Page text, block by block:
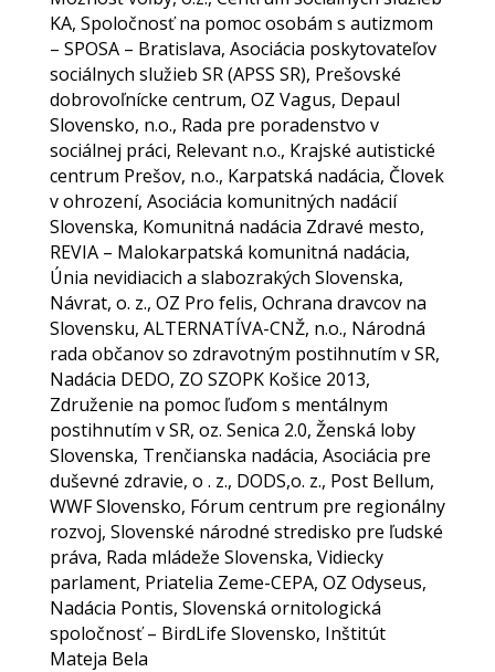
KA, Spoločnosť na pomoc osobám s autizmom
– SPOSA – Bratislava, Asociácia poskytovateľov
sociálnych služieb SR (APSS SR), Prešovské
dobrovoľnícke centrum, OZ Vagus, Depaul
Slovensko, n.o., Rada pre poradenstvo v
sociálnej práci, Relevant n.o., Krajské autistické
centrum Prešov, n.o., Karpatská nadácia, Človek
v ohrození, Asociácia komunitných nadácií
Slovenska, Komunitná nadácia Zdravé mesto,
REVIA – Malokarpatská komunitná nadácia,
Únia nevidiacich a slabozrakých Slovenska,
Návrat, o. z., OZ Pro felis, Ochrana dravcov na
Slovensku, ALTERNATÍVA-CNŽ, n.o., Národná
rada občanov so zdravotným postihnutím v SR,
Nadácia DEDO, ZO SZOPK Košice 2013,
Združenie na pomoc ľuďom s mentálnym
postihnutím v SR, oz. Senica 2.0, Ženská loby
Slovenska, Trenčianska nadácia, Asociácia pre
duševné zdravie, o . z., DODS,o. z., Post Bellum,
WWF Slovensko, Fórum centrum pre regionálny
rozvoj, Slovenské národné stredisko pre ľudské
práva, Rada mládeže Slovenska, Vidiecky
parlament, Priatelia Zeme-CEPA, OZ Odyseus,
Nadácia Pontis, Slovenská ornitologická
spoločnosť – BirdLife Slovensko, Inštitút
Mateja Bela